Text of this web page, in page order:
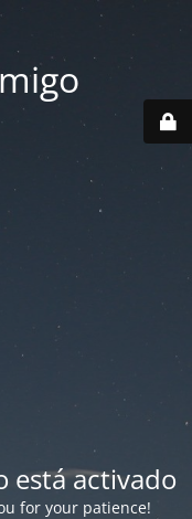
está activado
for your patience!